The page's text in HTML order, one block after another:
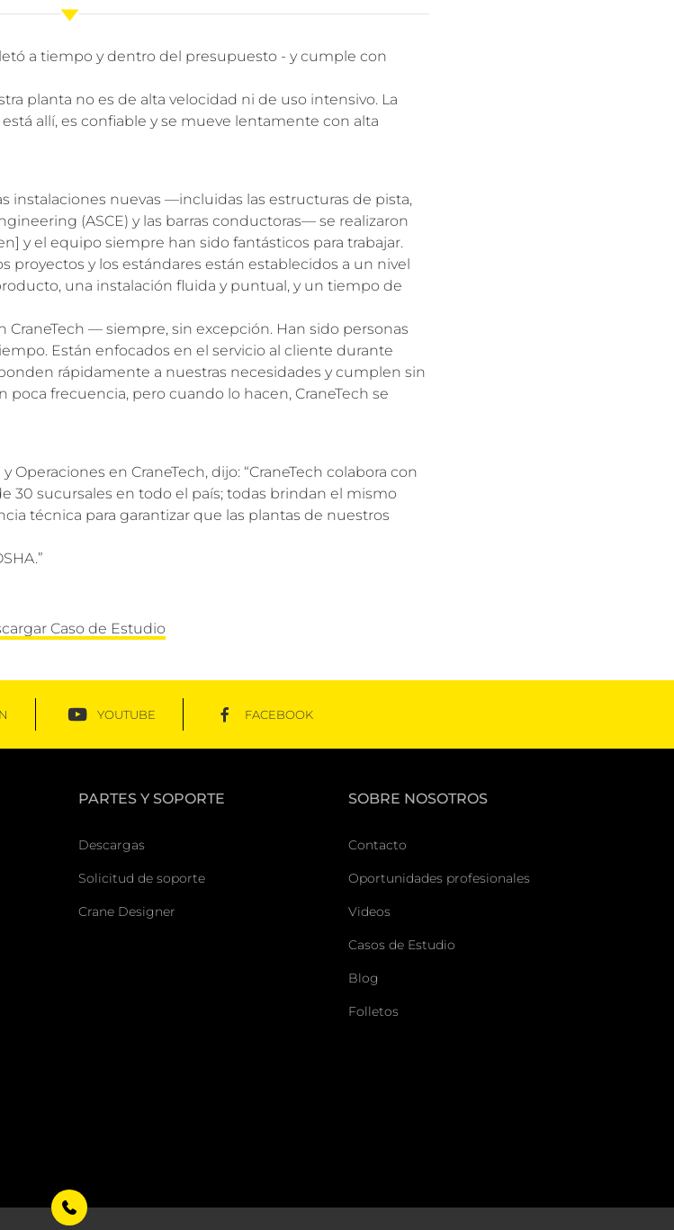
a tiempo y dentro del presupuesto - y cumple con
planta no es de alta velocidad ni de uso intensivo. La
allí, es confiable y se mueve lentamente con alta
instalaciones nuevas —incluidas las estructuras de pista,
(ASCE) y las barras conductoras— se realizaron
y el equipo siempre han sido fantásticos para trabajar.
proyectos y los estándares están establecidos a un nivel
una instalación fluida y puntual, y un tiempo de
CraneTech — siempre, sin excepción. Han sido personas
Están enfocados en el servicio al cliente durante
rápidamente a nuestras necesidades y cumplen sin
frecuencia, pero cuando lo hacen, CraneTech se
en CraneTech, dijo: “CraneTech colabora con
30 sucursales en todo el país; todas brindan el mismo
técnica para garantizar que las plantas de nuestros
Caso de Estudio
YOUTUBE FACEBOOK
PARTES Y SOPORTE
Descargas
Solicitud de soporte
Crane Designer
SOBRE NOSOTROS
Contacto
Oportunidades profesionales
Videos
Casos de Estudio
Blog
Folletos